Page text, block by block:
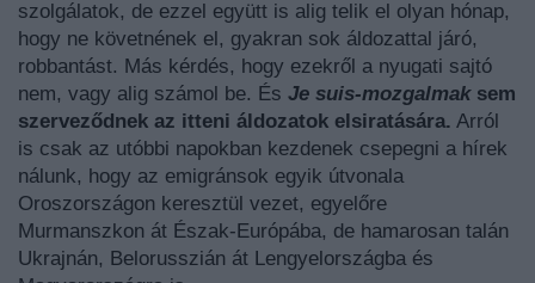
szolgálatok, de ezzel együtt is alig telik el olyan hónap,
hogy ne követnének el, gyakran sok áldozattal járó,
robbantást. Más kérdés, hogy ezekről a nyugati sajtó
nem, vagy alig számol be. És Je suis-mozgalmaksem
szerveződnek az itteni áldozatok elsiratására. Arról
is csak az utóbbi napokban kezdenek csepegni a hírek
nálunk, hogy az emigránsok egyik útvonala
Oroszországon keresztül vezet, egyelőre
Murmanszkon át Észak-Európába, de hamarosan talán
Ukrajnán, Belorusszián át Lengyelországba és